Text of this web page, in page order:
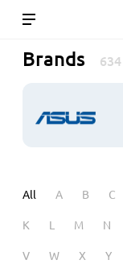
Brands 634
All A B C
K L M N
V W X Y